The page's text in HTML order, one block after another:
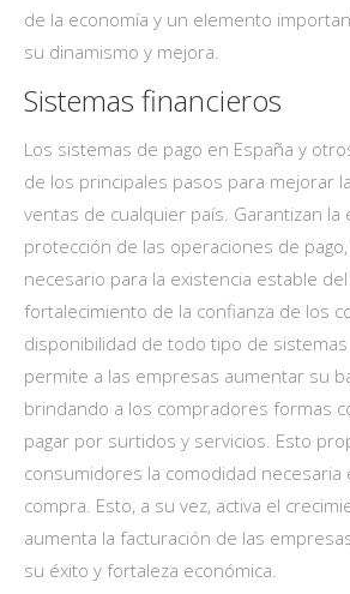
de la economía y un elemento
su dinamismo y mejora.
Sistemas financieros
Los sistemas de pago en España y
de los principales pasos para mejorar
ventas de cualquier país. Garantizan la
protección de las operaciones de
necesario para la existencia estable
fortalecimiento de la confianza de los
disponibilidad de todo tipo de
permite a las empresas aumentar su
brindando a los compradores formas
pagar por surtidos y servicios. Esto
consumidores la comodidad necesaria
compra. Esto, a su vez, activa el
aumenta la facturación de las
su éxito y fortaleza económica.